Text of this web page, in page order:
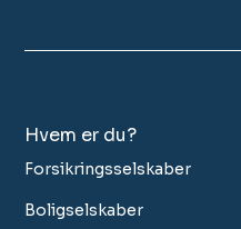
Hvem er du?
Forsikringsselskaber
Boligselskaber